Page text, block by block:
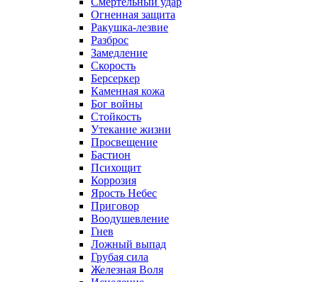
Огненная защита
Ракушка-лезвие
Разброс
Замедление
Скорость
Берсеркер
Каменная кожа
Бог войны
Стойкость
Утекание жизни
Просвещение
Бастион
Психощит
Коррозия
Ярость Небес
Приговор
Воодушевление
Гнев
Ложный выпад
Грубая сила
Железная Воля